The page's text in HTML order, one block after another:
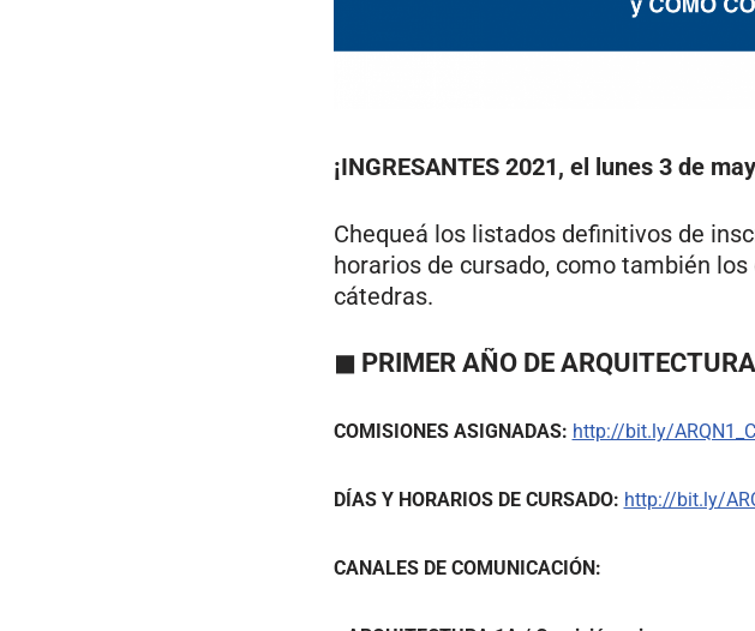
¡INGRESANTES 2021, el lunes 3 de
Chequeá los listados definitivos de
horarios de cursado, como también
cátedras.
◼ PRIMER AÑO DE ARQUITECTURA
COMISIONES ASIGNADAS: http://bit.ly/
DÍAS Y HORARIOS DE CURSADO: http://bit.ly/
CANALES DE COMUNICACIÓN: